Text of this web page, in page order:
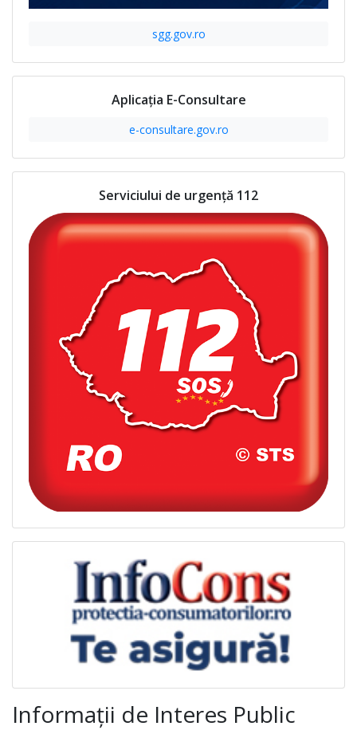
sgg.gov.ro
Aplicația E-Consultare
e-consultare.gov.ro
Serviciului de urgență 112
Informații de Interes Public